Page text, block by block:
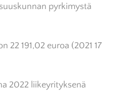
pyrkimystä
22 191,02 euroa (2021 17
2022 liikeyrityksenä